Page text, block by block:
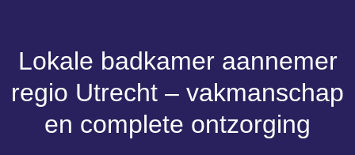
Lokale badkamer aannemer
regio Utrecht – vakmanschap
en complete ontzorging